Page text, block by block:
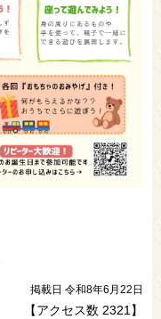
掲載日 令和8年6月22日
【アクセス数 2321】